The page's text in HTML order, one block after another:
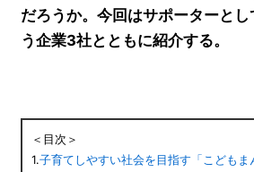
だろうか。今回はサポーターと
う企業3社とともに紹介する。
＜目次＞
1.子育てしやすい社会を目指す「こどもま